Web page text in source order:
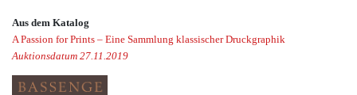
Aus dem Katalog
A Passion for Prints – Eine Sammlung klassischer Druckgraphik
Auktionsdatum 27.11.2019